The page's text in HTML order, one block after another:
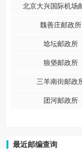
北京大兴国际机场
魏善庄邮政所
埝坛邮政所
狼垡邮政所
三羊南街邮政
团河邮政所
最近邮编查询